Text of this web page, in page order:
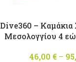
Dive360 – Καμάκια
Μεσολογγίου 4
46,00 € –